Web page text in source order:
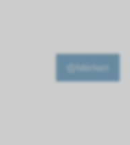
Merken